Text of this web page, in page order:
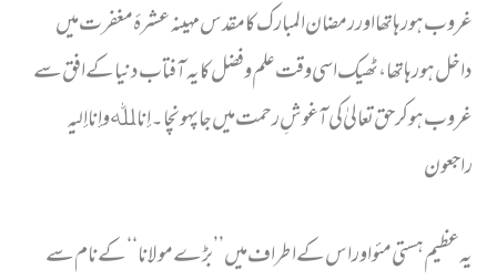
غروب ہورہاتھا اور رمضان المبارک کا مقدس مہینہ عشرۂ مغفرت میں
داخل ہورہا تھا ، ٹھیک اسی وقت علم وفضل کا یہ آفتاب دنیا کے افق سے
غروب ہوکر حق تعالیٰ کی آغوشِ رحمت میں جاپہونچا۔إنا ﷲ وإنا إلیہ
راجعون
یہ عظیم ہستی مئو اور اس کے اطراف میں ’’ بڑے مولانا ‘‘ کے نام سے